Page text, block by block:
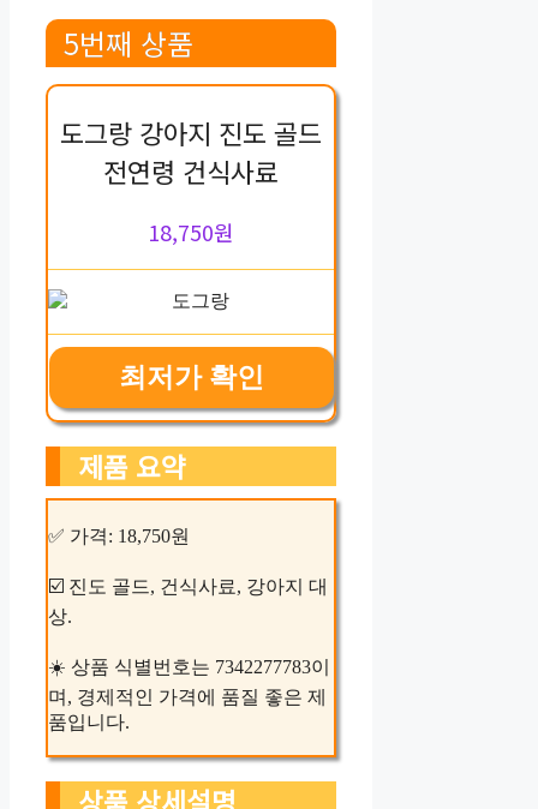
5번째 상품
도그랑 강아지 진도 골드
전연령 건식사료
18,750원
최저가 확인
제품 요약
✅ 가격: 18,750원
☑️ 진도 골드, 건식사료, 강아지 대
상.
☀️ 상품 식별번호는 7342277783이
며, 경제적인 가격에 품질 좋은 제
품입니다.
상품 상세설명